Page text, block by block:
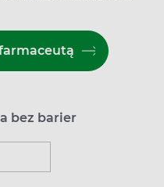
bez barier